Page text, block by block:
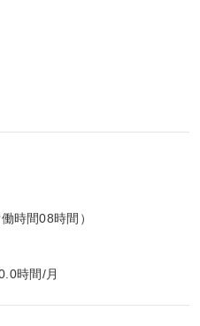
時間08時間）
時間/月